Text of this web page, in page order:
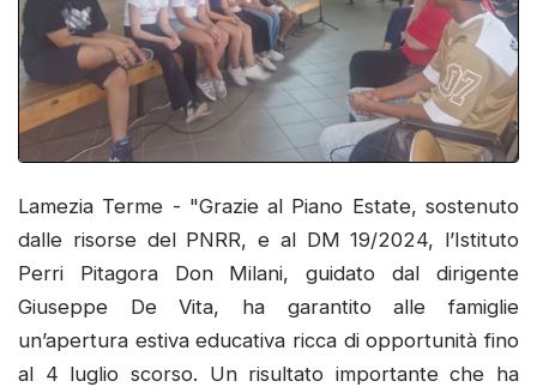
Lamezia Terme - "Grazie al Piano Estate, sostenuto
dalle risorse del PNRR, e al DM 19/2024, l’Istituto
Perri Pitagora Don Milani, guidato dal dirigente
Giuseppe De Vita, ha garantito alle famiglie
un’apertura estiva educativa ricca di opportunità fino
al 4 luglio scorso. Un risultato importante che ha